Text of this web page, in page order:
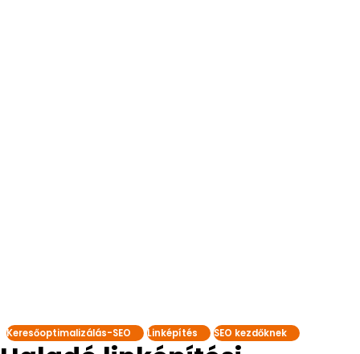
Keresőoptimalizálás-SEO Linképítés SEO kezdőknek